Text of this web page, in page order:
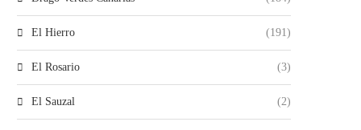
El Hierro (191)
El Rosario (3)
El Sauzal (2)